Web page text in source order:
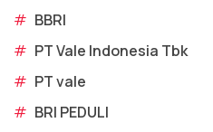
# BBRI
# PT Vale Indonesia Tbk
# PT vale
# BRI PEDULI